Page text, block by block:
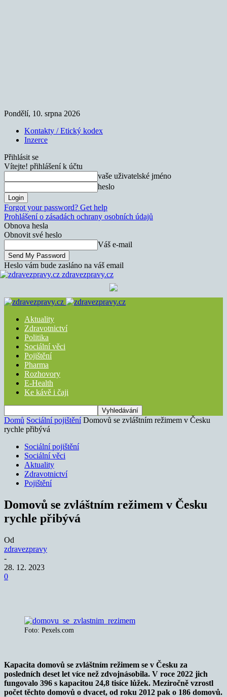
Pondělí, 10. srpna 2026
Kontakty / Etický kodex
Inzerce
Přihlásit se
Vítejte! přihlášení k účtu
vaše uživatelské jméno
heslo
Forgot your password? Get help
Prohlášení o zásadách ochrany osobních údajů
Obnova hesla
Obnovit své heslo
Váš e-mail
Heslo vám bude zasláno na váš email
zdravezpravy.cz
Aktuality
Zdravotnictví
Politika
Sociální věci
Pojištění
Pharma
Rozhovory
E-Health
Ke kávě i čaji
Domů Sociální pojištění Domovů se zvláštním režimem v Česku
rychle přibývá
Sociální pojištění
Sociální věci
Aktuality
Zdravotnictví
Pojištění
Domovů se zvláštním režimem v Česku
rychle přibývá
Od
zdravezpravy
-
28. 12. 2023
0
Foto: Pexels.com
Kapacita domovů se zvláštním režimem se v Česku za
posledních deset let více než zdvojnásobila. V roce 2022 jich
fungovalo 396 s kapacitou 24,8 tisíce lůžek. Meziročně vzrostl
počet těchto domovů o dvacet, od roku 2012 pak o 186 domovů.